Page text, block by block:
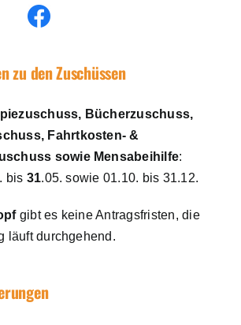
zu den Zuschüssen
Bücherzuschuss,
Fahrtkosten- &
sowie Mensabeihilfe:
bis 31.05. sowie 01.10. bis 31.12.
gibt es keine Antragsfristen, die
läuft durchgehend.